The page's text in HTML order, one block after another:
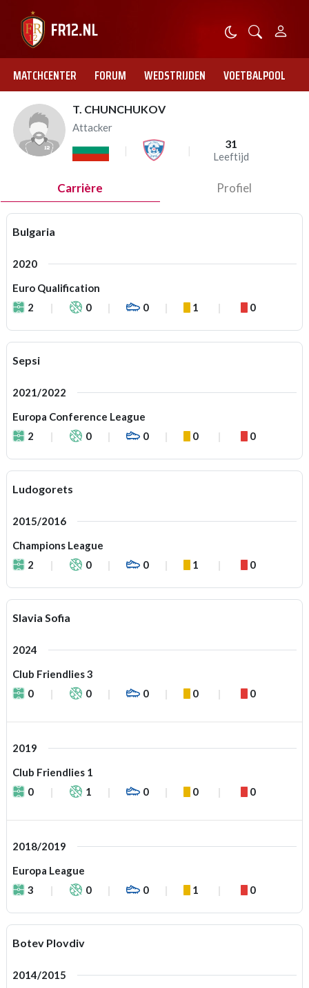
MATCHCENTER FORUM WEDSTRIJDEN VOETBALPOOL
T. CHUNCHUKOV
Attacker
31
Leeftijd
Carrière Profiel
Bulgaria
2020
Euro Qualification
2
0 0 1 0
Sepsi
2021/2022
Europa Conference League
2
0 0 0 0
Ludogorets
2015/2016
Champions League
2
0 0 1 0
Slavia Sofia
2024
Club Friendlies 3
0
0 0 0 0
2019
Club Friendlies 1
0
1 0 0 0
2018/2019
Europa League
3
0 0 1 0
Botev Plovdiv
2014/2015